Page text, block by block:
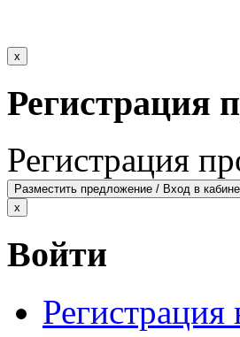
x
Регистрация
Регистрация
Разместить предложение / Вход в
x
Войти
Регистрация